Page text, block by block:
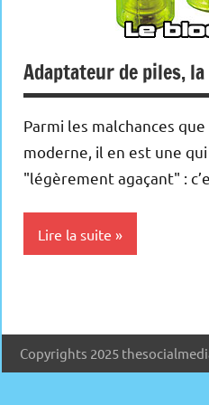
Adaptateur de piles,
Parmi les malchances
moderne, il en est une
"légèrement agaçant" :
Lire la suite
Copyrights 2025